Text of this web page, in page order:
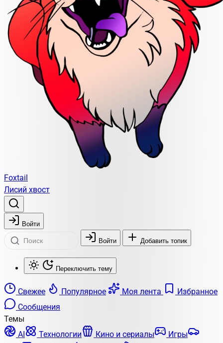
Foxtail
Лисий хвост
Войти
Войти Добавить топик
Переключить тему
Свежее Популярное Моя лента
Избранное
Сообщения
Темы
AI
Технологии Кино и сериалы
Игры